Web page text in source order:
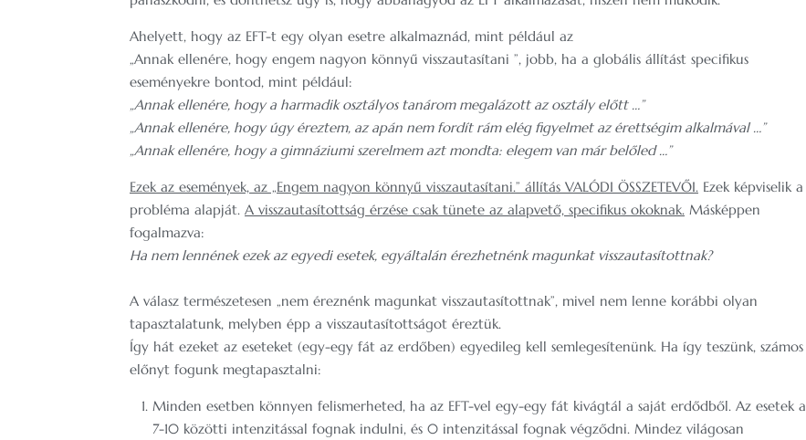
Ahelyett, hogy az EFT-t egy olyan esetre alkalmaznád, mint például az
„Annak ellenére, hogy engem nagyon könnyű visszautasítani ”, jobb, ha a globális állítást specifikus
eseményekre bontod, mint például:
„Annak ellenére, hogy a harmadik osztályos tanárom megalázott az osztály előtt …”
„Annak ellenére, hogy úgy éreztem, az apán nem fordít rám elég figyelmet az érettségim alkalmával …”
„Annak ellenére, hogy a gimnáziumi szerelmem azt mondta: elegem van már belőled …”
Ezek az események, az „Engem nagyon könnyű visszautasítani.” állítás VALÓDI ÖSSZETEVŐI. Ezek képviselik a
probléma alapját. A visszautasítottság érzése csak tünete az alapvető, specifikus okoknak. Másképpen
fogalmazva:
Ha nem lennének ezek az egyedi esetek, egyáltalán érezhetnénk magunkat visszautasítottnak?
A válasz természetesen „nem éreznénk magunkat visszautasítottnak”, mivel nem lenne korábbi olyan
tapasztalatunk, melyben épp a visszautasítottságot éreztük.
Így hát ezeket az eseteket (egy-egy fát az erdőben) egyedileg kell semlegesítenünk. Ha így teszünk, számos
előnyt fogunk megtapasztalni:
Minden esetben könnyen felismerheted, ha az EFT-vel egy-egy fát kivágtál a saját erdődből. Az esetek a
7-10 közötti intenzitással fognak indulni, és 0 intenzitással fognak végződni. Mindez világosan